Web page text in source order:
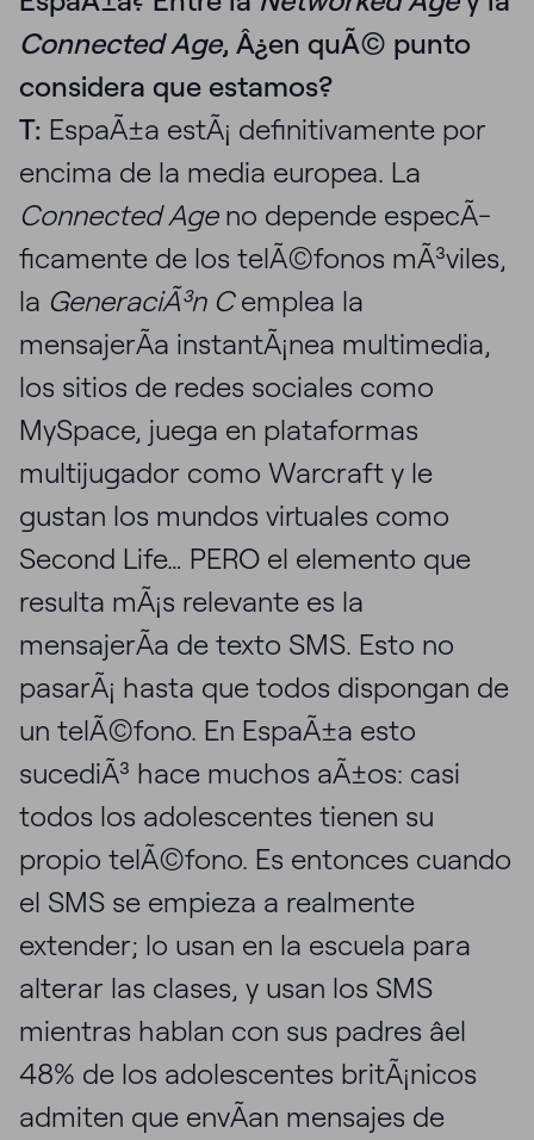
Connected Age, Â¿en quÃ© punto
considera que estamos?
T: EspaÃ±a estÃ¡ definitivamente por
encima de la media europea. La
Connected Ageno depende especÃ­
ficamente de los telÃ©fonos mÃ³viles,
la GeneraciÃ³n Cemplea la
mensajerÃ­a instantÃ¡nea multimedia,
los sitios de redes sociales como
MySpace, juega en plataformas
multijugador como Warcraft y le
gustan los mundos virtuales como
Second Life… PERO el elemento que
resulta mÃ¡s relevante es la
mensajerÃ­a de texto SMS. Esto no
pasarÃ¡ hasta que todos dispongan de
un telÃ©fono. En EspaÃ±a esto
sucediÃ³ hace muchos aÃ±os: casi
todos los adolescentes tienen su
propio telÃ©fono. Es entonces cuando
el SMS se empieza a realmente
extender; lo usan en la escuela para
alterar las clases, y usan los SMS
mientras hablan con sus padres âel
48% de los adolescentes britÃ¡nicos
admiten que envÃ­an mensajes de